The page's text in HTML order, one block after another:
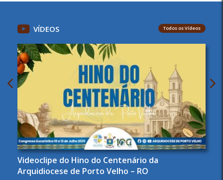
VÍDEOS Todos os Vídeos
Videoclipe do Hino do Centenário da
Arquidiocese de Porto Velho – RO